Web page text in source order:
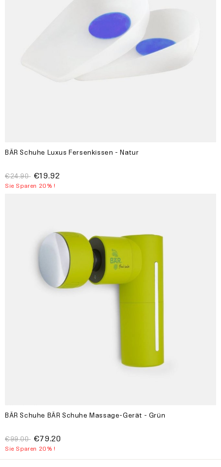
BÄR Schuhe Luxus Fersenkissen - Natur
€24.90 €19.92
Sie Sparen 20% !
BÄR Schuhe BÄR Schuhe Massage-Gerät - Grün
€99.00 €79.20
Sie Sparen 20% !